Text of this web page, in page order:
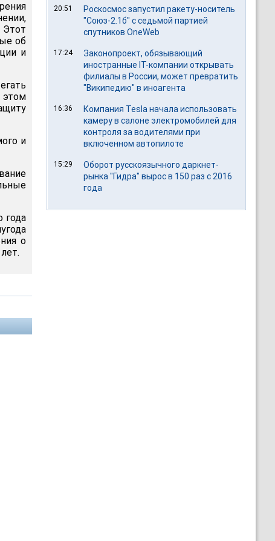
Этот
об
и
этом
и
года
о
20:51
Роскосмос запустил ракету-носитель
"Союз-2.1б" с седьмой партией
спутников OneWeb
17:24
Законопроект, обязывающий
иностранные IT-компании открывать
филиалы в России, может превратить
"Википедию" в иноагента
16:36
Компания Tesla начала использовать
камеру в салоне электромобилей для
контроля за водителями при
включенном автопилоте
15:29
Оборот русскоязычного даркнет-
рынка "Гидра" вырос в 150 раз с 2016
года